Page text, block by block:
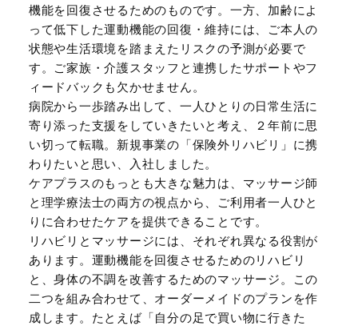
機能を回復させるためのものです。一方、加齢によ
って低下した運動機能の回復・維持には、ご本人の
状態や生活環境を踏まえたリスクの予測が必要で
す。ご家族・介護スタッフと連携したサポートやフ
ィードバックも欠かせません。
病院から一歩踏み出して、一人ひとりの日常生活に
寄り添った支援をしていきたいと考え、２年前に思
い切って転職。新規事業の「保険外リハビリ」に携
わりたいと思い、入社しました。
ケアプラスのもっとも大きな魅力は、マッサージ師
と理学療法士の両方の視点から、ご利用者一人ひと
りに合わせたケアを提供できることです。
リハビリとマッサージには、それぞれ異なる役割が
あります。運動機能を回復させるためのリハビリ
と、身体の不調を改善するためのマッサージ。この
二つを組み合わせて、オーダーメイドのプランを作
成します。たとえば「自分の足で買い物に行きた